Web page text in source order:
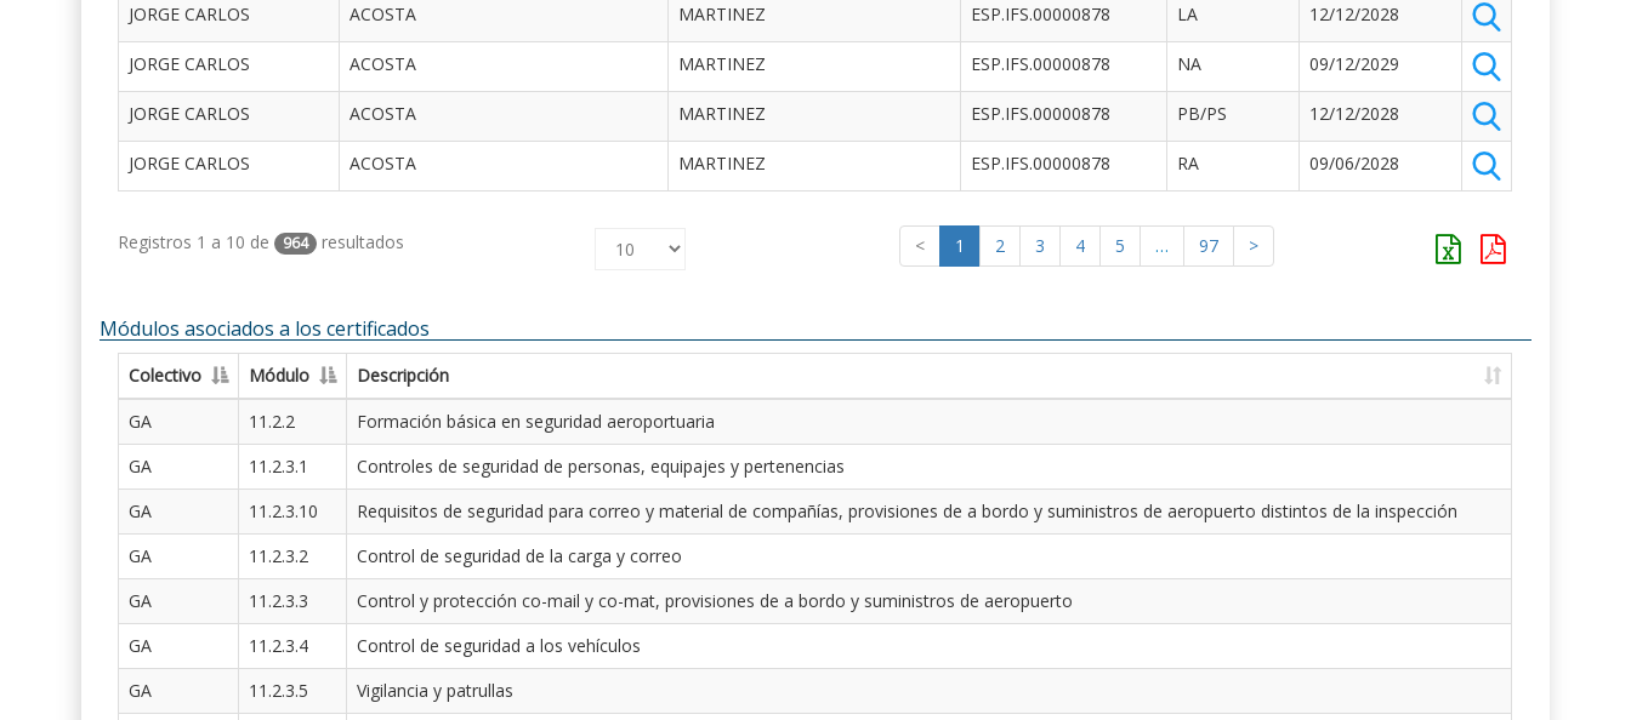
JORGE CARLOS ACOSTA MARTINEZ ESP.IFS.00000878 LA 12/12/2028
JORGE CARLOS ACOSTA MARTINEZ ESP.IFS.00000878 NA 09/12/2029
JORGE CARLOS ACOSTA MARTINEZ ESP.IFS.00000878 PB/PS 12/12/2028
JORGE CARLOS ACOSTA MARTINEZ ESP.IFS.00000878 RA 09/06/2028
Registros 1 a 10 de 964 resultados < 1 2 3 4 5 … 97 >
Módulos asociados a los certificados
Colectivo Módulo
Descripción
GA
11.2.2
Formación básica en seguridad aeroportuaria
GA
11.2.3.1
Controles de seguridad de personas, equipajes y pertenencias
GA
11.2.3.10
Requisitos de seguridad para correo y material de compañías, provisiones de a bordo y suministros de aeropuerto distintos de la inspección
GA
11.2.3.2
Control de seguridad de la carga y correo
GA
11.2.3.3
Control y protección co-mail y co-mat, provisiones de a bordo y suministros de aeropuerto
GA
11.2.3.4
Control de seguridad a los vehículos
GA
11.2.3.5
Vigilancia y patrullas